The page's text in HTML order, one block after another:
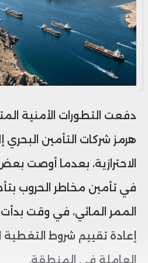
دفعت التطورات الأمنية
هرمز شركات التأمين البحري
الاحترازية، بعدما أوصت
في تأمين مخاطر الحروب
الممر المائي، في وقت
إعادة تقييم شروط التغطية
العاملة في المنطقة.